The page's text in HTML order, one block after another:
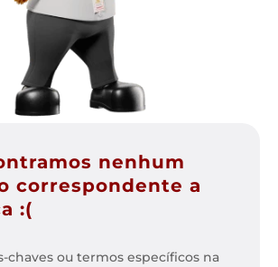
nenhum
correspondente a
:(
chaves ou termos específicos na